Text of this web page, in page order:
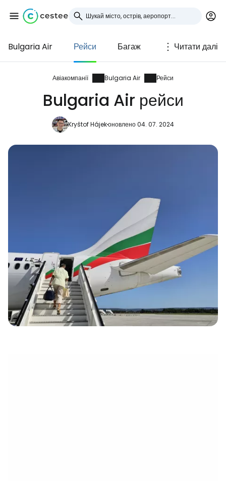
Bulgaria Air Рейси Багаж Читати далі
Авіакомпанії Bulgaria Air Рейси
Bulgaria Air рейси
Kryštof Hájekоновлено 04. 07. 2024
Увійдіть до Cestee
... світова туристична спільнота
Продовжуйте з Google